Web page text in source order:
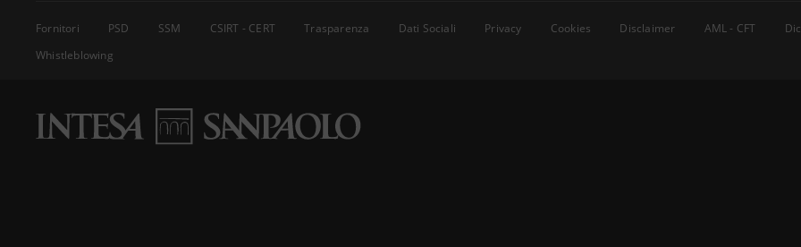
Fornitori PSD SSM CSIRT - CERT Trasparenza Dati Sociali Privacy Cookies Disclaimer AML - CFT
Whistleblowing